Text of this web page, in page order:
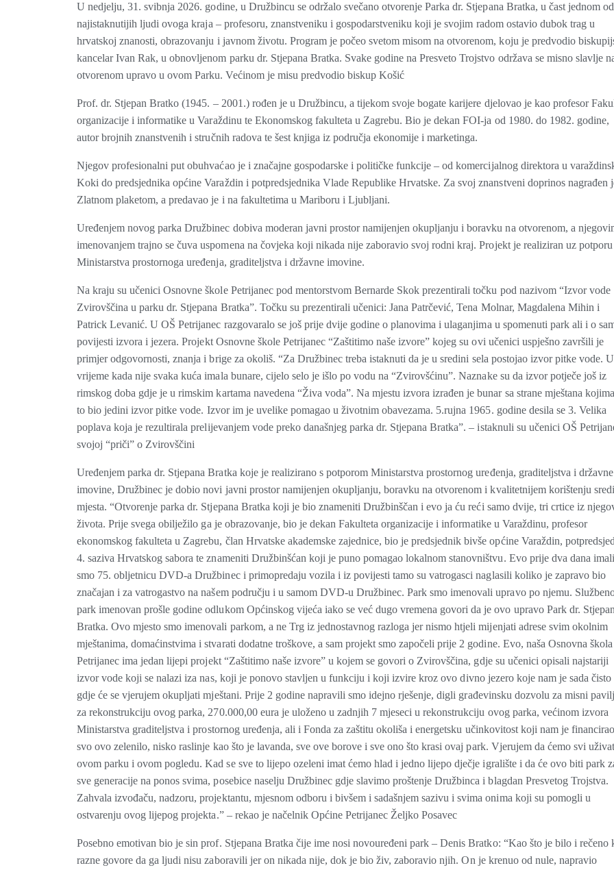
U nedjelju, 31. svibnja 2026. godine, u Družbincu se održalo svečano otvorenje Parka dr. Stjepana Bratka, u čast jednom od
najistaknutijih ljudi ovoga kraja – profesoru, znanstveniku i gospodarstveniku koji je svojim radom ostavio dubok trag u
hrvatskoj znanosti, obrazovanju i javnom životu. Program je počeo svetom misom na otvorenom, koju je predvodio
kancelar Ivan Rak, u obnovljenom parku dr. Stjepana Bratka. Svake godine na Presveto Trojstvo održava se misno slavlje
otvorenom upravo u ovom Parku. Većinom je misu predvodio biskup Košić
Prof. dr. Stjepan Bratko (1945. – 2001.) rođen je u Družbincu, a tijekom svoje bogate karijere djelovao je kao profesor
organizacije i informatike u Varaždinu te Ekonomskog fakulteta u Zagrebu. Bio je dekan FOI-ja od 1980. do 1982. godine,
autor brojnih znanstvenih i stručnih radova te šest knjiga iz područja ekonomije i marketinga.
Njegov profesionalni put obuhvaćao je i značajne gospodarske i političke funkcije – od komercijalnog direktora u
Koki do predsjednika općine Varaždin i potpredsjednika Vlade Republike Hrvatske. Za svoj znanstveni doprinos nagrađen
Zlatnom plaketom, a predavao je i na fakultetima u Mariboru i Ljubljani.
Uređenjem novog parka Družbinec dobiva moderan javni prostor namijenjen okupljanju i boravku na otvorenom, a
imenovanjem trajno se čuva uspomena na čovjeka koji nikada nije zaboravio svoj rodni kraj. Projekt je realiziran uz potporu
Ministarstva prostornoga uređenja, graditeljstva i državne imovine.
Na kraju su učenici Osnovne škole Petrijanec pod mentorstvom Bernarde Skok prezentirali točku pod nazivom “Izvor vode
Zvirovščina u parku dr. Stjepana Bratka”. Točku su prezentirali učenici: Jana Patrčević, Tena Molnar, Magdalena Mihin i
Patrick Levanić. U OŠ Petrijanec razgovaralo se još prije dvije godine o planovima i ulaganjima u spomenuti park ali i o
povijesti izvora i jezera. Projekt Osnovne škole Petrijanec “Zaštitimo naše izvore” kojeg su ovi učenici uspješno završili je
primjer odgovornosti, znanja i brige za okoliš. “Za Družbinec treba istaknuti da je u sredini sela postojao izvor pitke vode. U
vrijeme kada nije svaka kuća imala bunare, cijelo selo je išlo po vodu na “Zvirovšćinu”. Naznake su da izvor potječe još iz
rimskog doba gdje je u rimskim kartama navedena “Živa voda”. Na mjestu izvora izrađen je bunar sa strane mještana
to bio jedini izvor pitke vode. Izvor im je uvelike pomagao u životnim obavezama. 5.rujna 1965. godine desila se 3. Velika
poplava koja je rezultirala prelijevanjem vode preko današnjeg parka dr. Stjepana Bratka”. – istaknuli su učenici OŠ
svojoj “priči” o Zvirovščini
Uređenjem parka dr. Stjepana Bratka koje je realizirano s potporom Ministarstva prostornog uređenja, graditeljstva i državne
imovine, Družbinec je dobio novi javni prostor namijenjen okupljanju, boravku na otvorenom i kvalitetnijem korištenju
mjesta. “Otvorenje parka dr. Stjepana Bratka koji je bio znameniti Družbinščan i evo ja ću reći samo dvije, tri crtice iz
života. Prije svega obilježilo ga je obrazovanje, bio je dekan Fakulteta organizacije i informatike u Varaždinu, profesor
ekonomskog fakulteta u Zagrebu, član Hrvatske akademske zajednice, bio je predsjednik bivše općine Varaždin,
4. saziva Hrvatskog sabora te znameniti Družbinšćan koji je puno pomagao lokalnom stanovništvu. Evo prije dva dana imali
smo 75. obljetnicu DVD-a Družbinec i primopredaju vozila i iz povijesti tamo su vatrogasci naglasili koliko je zapravo bio
značajan i za vatrogastvo na našem području i u samom DVD-u Družbinec. Park smo imenovali upravo po njemu.
park imenovan prošle godine odlukom Općinskog vijeća iako se već dugo vremena govori da je ovo upravo Park dr.
Bratka. Ovo mjesto smo imenovali parkom, a ne Trg iz jednostavnog razloga jer nismo htjeli mijenjati adrese svim okolnim
mještanima, domaćinstvima i stvarati dodatne troškove, a sam projekt smo započeli prije 2 godine. Evo, naša Osnovna škola
Petrijanec ima jedan lijepi projekt “Zaštitimo naše izvore” u kojem se govori o Zvirovščina, gdje su učenici opisali najstariji
izvor vode koji se nalazi iza nas, koji je ponovo stavljen u funkciju i koji izvire kroz ovo divno jezero koje nam je sada čisto
gdje će se vjerujem okupljati mještani. Prije 2 godine napravili smo idejno rješenje, digli građevinsku dozvolu za misni
za rekonstrukciju ovog parka, 270.000,00 eura je uloženo u zadnjih 7 mjeseci u rekonstrukciju ovog parka, većinom izvora
Ministarstva graditeljstva i prostornog uređenja, ali i Fonda za zaštitu okoliša i energetsku učinkovitost koji nam je financirao
svo ovo zelenilo, nisko raslinje kao što je lavanda, sve ove borove i sve ono što krasi ovaj park. Vjerujem da ćemo svi
ovom parku i ovom pogledu. Kad se sve to lijepo ozeleni imat ćemo hlad i jedno lijepo dječje igralište i da će ovo biti park
sve generacije na ponos svima, posebice naselju Družbinec gdje slavimo proštenje Družbinca i blagdan Presvetog Trojstva.
Zahvala izvođaču, nadzoru, projektantu, mjesnom odboru i bivšem i sadašnjem sazivu i svima onima koji su pomogli u
ostvarenju ovog lijepog projekta.” – rekao je načelnik Općine Petrijanec Željko Posavec
Posebno emotivan bio je sin prof. Stjepana Bratka čije ime nosi novouređeni park – Denis Bratko: “Kao što je bilo i rečeno
razne govore da ga ljudi nisu zaboravili jer on nikada nije, dok je bio živ, zaboravio njih. On je krenuo od nule, napravio